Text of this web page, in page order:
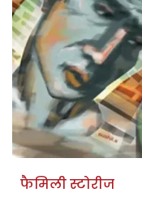
फैमिली स्टोरीज